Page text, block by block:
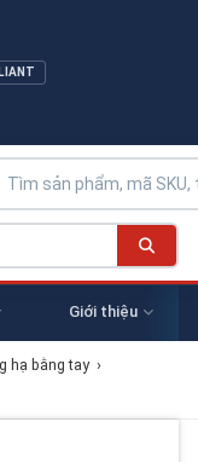
Giới thiệu
hạ bằng tay ›